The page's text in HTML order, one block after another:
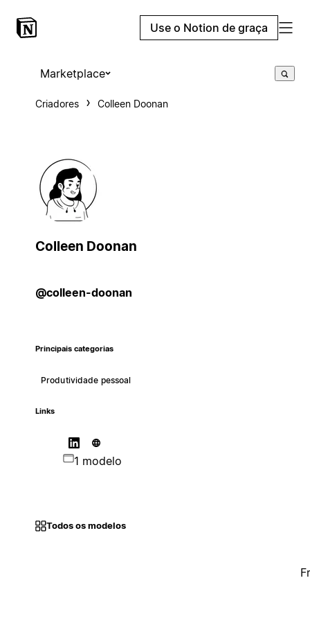
Use o Notion de graça
Marketplace
Criadores Colleen Doonan
Colleen Doonan
@colleen-doonan
Principais categorias
Produtividade pessoal
Links
1 modelo
Todos os modelos